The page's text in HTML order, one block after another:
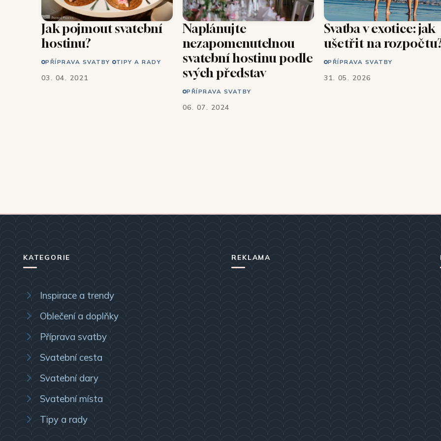
Jak pojmout svatební
hostinu?
PŘÍPRAVA SVATBY TIPY A RADY
03. 04. 2021
Naplánujte
nezapomenutelnou
svatební hostinu podle
svých představ
PŘÍPRAVA SVATBY
06. 07. 2024
Svatba v exotice: jak
ušetřit na
PŘÍPRAVA SVATBY
31. 05. 2026
KATEGORIE
Inspirace a trendy
Oblečení a doplňky
Příprava svatby
Svatební cesta
Svatební dary
Svatební místa
Tipy a rady
REKLAMA